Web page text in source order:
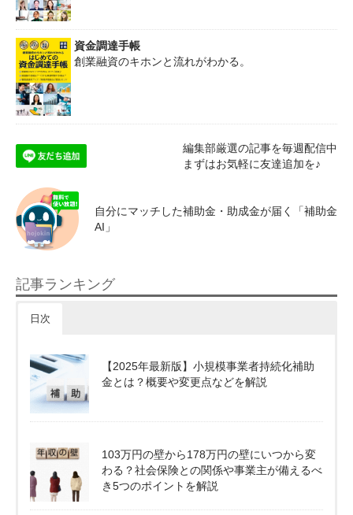
資金調達手帳
創業融資のキホンと流れがわかる。
編集部厳選の記事を毎週配信中
まずはお気軽に友達追加を♪
自分にマッチした補助金・助成金が届く「補助金
AI」
記事ランキング
日次
【2025年最新版】小規模事業者持続化補助
金とは？概要や変更点などを解説
103万円の壁から178万円の壁にいつから変
わる？社会保険との関係や事業主が備えるべ
き5つのポイントを解説